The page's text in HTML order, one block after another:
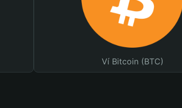
Ví Bitcoin (BTC)